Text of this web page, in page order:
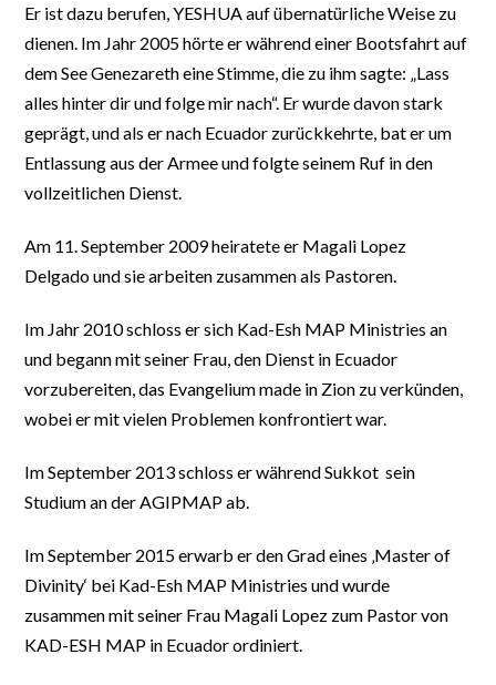
Er ist dazu berufen, YESHUA auf übernatürliche Weise zu
dienen. Im Jahr 2005 hörte er während einer Bootsfahrt auf
dem See Genezareth eine Stimme, die zu ihm sagte: „Lass
alles hinter dir und folge mir nach“. Er wurde davon stark
geprägt, und als er nach Ecuador zurückkehrte, bat er um
Entlassung aus der Armee und folgte seinem Ruf in den
vollzeitlichen Dienst.
Am 11. September 2009 heiratete er Magali Lopez
Delgado und sie arbeiten zusammen als Pastoren.
Im Jahr 2010 schloss er sich Kad-Esh MAP Ministries an
und begann mit seiner Frau, den Dienst in Ecuador
vorzubereiten, das Evangelium made in Zion zu verkünden,
wobei er mit vielen Problemen konfrontiert war.
Im September 2013 schloss er während Sukkot sein
Studium an der AGIPMAP ab.
Im September 2015 erwarb er den Grad eines ‚Master of
Divinity‘ bei Kad-Esh MAP Ministries und wurde
zusammen mit seiner Frau Magali Lopez zum Pastor von
KAD-ESH MAP in Ecuador ordiniert.